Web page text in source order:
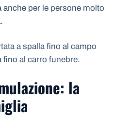
per le persone molto
a spalla fino al campo
fino al carro funebre.
la